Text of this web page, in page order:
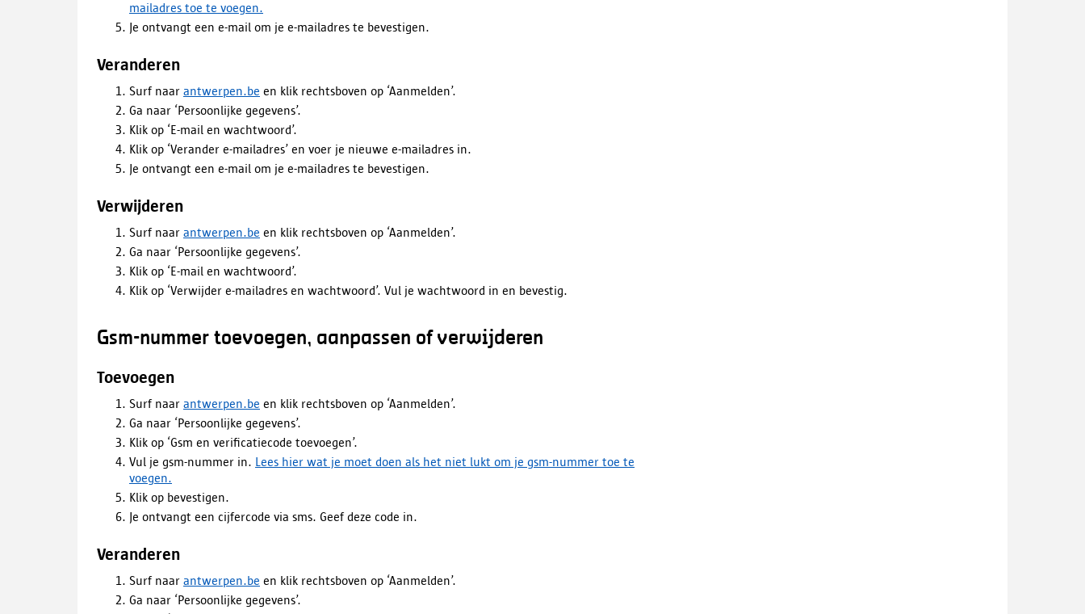
mailadres toe te voegen.
Je ontvangt een e-mail om je e-mailadres te bevestigen.
Veranderen
Surf naar antwerpen.be en klik rechtsboven op ‘Aanmelden’.
Ga naar ‘Persoonlijke gegevens’.
Klik op ‘E-mail en wachtwoord’.
Klik op ‘Verander e-mailadres’ en voer je nieuwe e-mailadres in.
Je ontvangt een e-mail om je e-mailadres te bevestigen.
Verwijderen
Surf naar antwerpen.be en klik rechtsboven op ‘Aanmelden’.
Ga naar ‘Persoonlijke gegevens’.
Klik op ‘E-mail en wachtwoord’.
Klik op ‘Verwijder e-mailadres en wachtwoord’. Vul je wachtwoord in en bevestig.
Gsm-nummer toevoegen, aanpassen of verwijderen
Toevoegen
Surf naar antwerpen.be en klik rechtsboven op ‘Aanmelden’.
Ga naar ‘Persoonlijke gegevens’.
Klik op ‘Gsm en verificatiecode toevoegen’.
Vul je gsm-nummer in. Lees hier wat je moet doen als het niet lukt om je gsm-nummer toe te
voegen.
Klik op bevestigen.
Je ontvangt een cijfercode via sms. Geef deze code in.
Veranderen
Surf naar antwerpen.be en klik rechtsboven op ‘Aanmelden’.
Ga naar ‘Persoonlijke gegevens’.